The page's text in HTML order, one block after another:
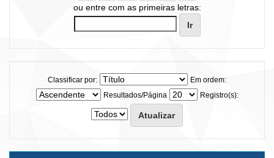
ou entre com as primeiras letras:
Classificar por:
Em ordem:
Resultados/Página
Registro(s):